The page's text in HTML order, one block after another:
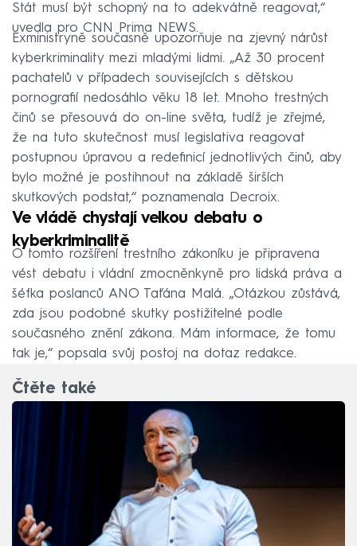
Stát musí být schopný na to adekvátně reagovat,“
uvedla pro CNN Prima NEWS.
Exministryně současně upozorňuje na zjevný nárůst
kyberkriminality mezi mladými lidmi. „Až 30 procent
pachatelů v případech souvisejících s dětskou
pornografií nedosáhlo věku 18 let. Mnoho trestných
činů se přesouvá do on-line světa, tudíž je zřejmé,
že na tuto skutečnost musí legislativa reagovat
postupnou úpravou a redefinicí jednotlivých činů, aby
bylo možné je postihnout na základě širších
skutkových podstat,“ poznamenala Decroix.
Ve vládě chystají velkou debatu o
kyberkriminalitě
O tomto rozšíření trestního zákoníku je připravena
vést debatu i vládní zmocněnkyně pro lidská práva a
šéfka poslanců ANO Taťána Malá. „Otázkou zůstává,
zda jsou podobné skutky postižitelné podle
současného znění zákona. Mám informace, že tomu
tak je,“ popsala svůj postoj na dotaz redakce.
Čtěte také